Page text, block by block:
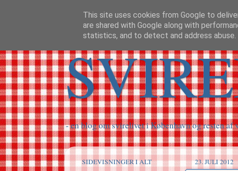
- en blog om svirelivet i København og resten af
23. JULI 2012
SIDEVISNINGER I ALT
This site uses cookies from Google to
are shared with Google along with
statistics, and to detect and address abuse.